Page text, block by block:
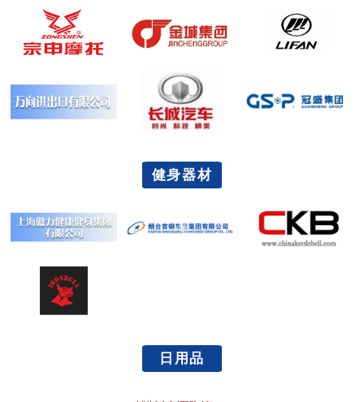
健身器材
日用品